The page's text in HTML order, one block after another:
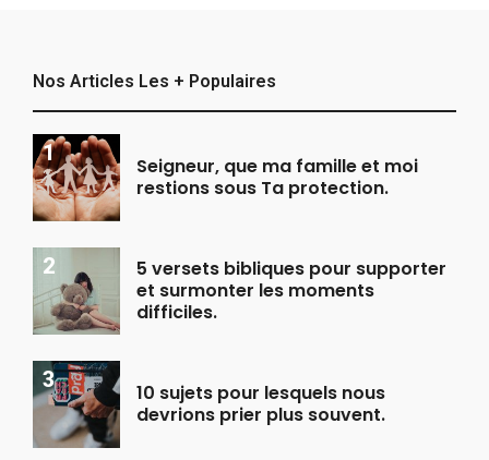
Nos Articles Les + Populaires
Seigneur, que ma famille et moi
restions sous Ta protection.
5 versets bibliques pour supporter
et surmonter les moments
difficiles.
10 sujets pour lesquels nous
devrions prier plus souvent.